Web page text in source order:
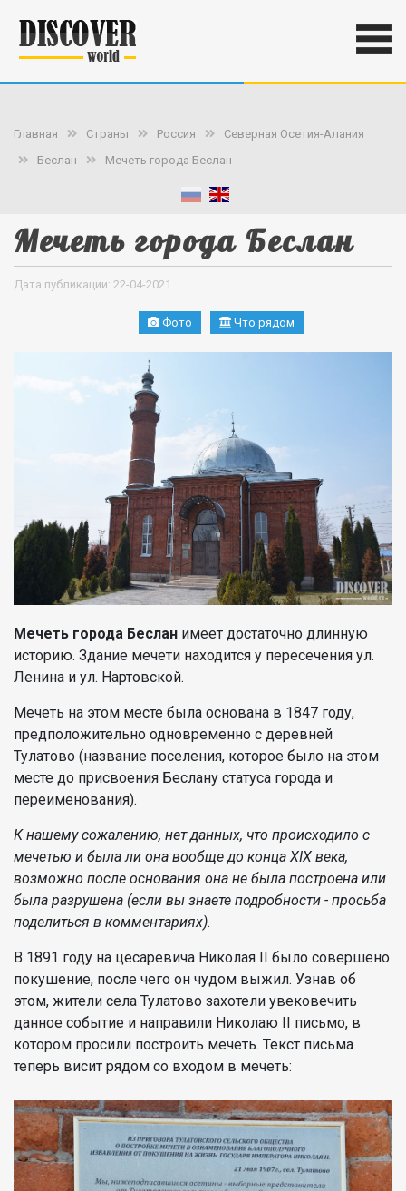
Главная Страны Россия
Северная Осетия-Алания
Беслан
Мечеть города Беслан
Мечеть города Беслан
Дата публикации: 22-04-2021
Фото Что рядом
Мечеть города Беслан имеет достаточно длинную
историю. Здание мечети находится у пересечения ул.
Ленина и ул. Нартовской.
Мечеть на этом месте была основана в 1847 году,
предположительно одновременно с деревней
Тулатово (название поселения, которое было на этом
месте до присвоения Беслану статуса города и
переименования).
К нашему сожалению, нет данных, что происходило с
мечетью и была ли она вообще до конца ХIХ века,
возможно после основания она не была построена или
была разрушена (если вы знаете подробности - просьба
поделиться в комментариях).
В 1891 году на цесаревича Николая II было совершено
покушение, после чего он чудом выжил. Узнав об
этом, жители села Тулатово захотели увековечить
данное событие и направили Николаю II письмо, в
котором просили построить мечеть. Текст письма
теперь висит рядом со входом в мечеть: